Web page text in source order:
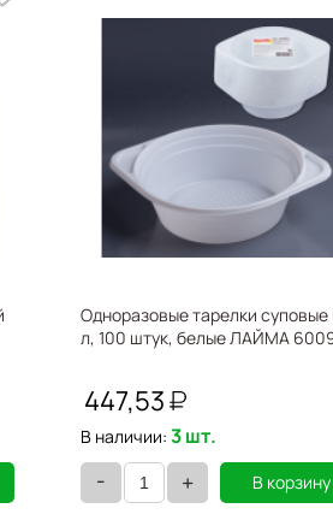
Одноразовые тарелки суповые
л, 100 штук, белые ЛАЙМА
447,53
В наличии: 3 шт.
- + В корзину